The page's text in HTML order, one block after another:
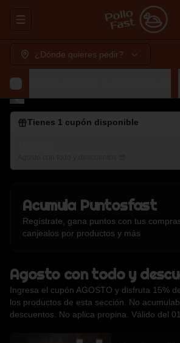
Abrir menu de navegación
¿Dónde quieres pedir?
Tienes 1 cupón disponible
Acumula Puntosfast
Regístrate, gana puntos con tus
canjealos por productos y más
Agosto con todo y
Ingresa el cupón AGOSTO y disfruta 15%
los productos de esta sección. No
descuentos. No aplica propina. Válido del